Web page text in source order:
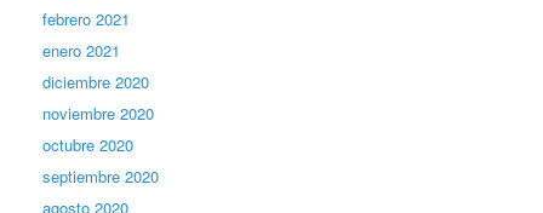
febrero 2021
enero 2021
diciembre 2020
noviembre 2020
octubre 2020
septiembre 2020
agosto 2020